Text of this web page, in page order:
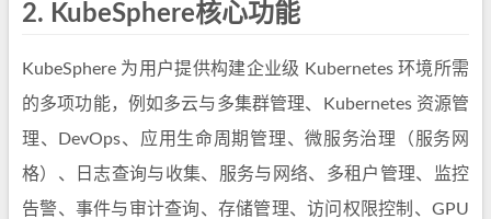
2. KubeSphere核心功能
KubeSphere 为用户提供构建企业级 Kubernetes 环境所需
的多项功能，例如多云与多集群管理、Kubernetes 资源管
理、DevOps、应用生命周期管理、微服务治理（服务网
格）、日志查询与收集、服务与网络、多租户管理、监控
告警、事件与审计查询、存储管理、访问权限控制、GPU